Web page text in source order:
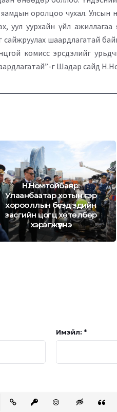
яамдын оролцоо чухал.
уул уурхайн үйл
шаардлагатай
комисс эрсдэлийг
г Шадар сайд
Н.Номтойбаяр:
Улаанбаатар хотын гэр
хорооллын бүсэд эдийн
засгийн цогц хөтөлбөр
хэрэгжүүлнэ
Имэйл: *